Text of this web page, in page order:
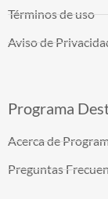
Términos de uso
Aviso de
Programa
Acerca de
Preguntas